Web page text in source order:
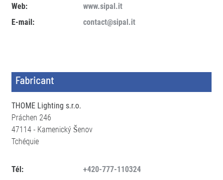
Web:
www.sipal.it
E-mail:
contact@sipal.it
Fabricant
THOME Lighting s.r.o.
Práchen 246
47114 - Kamenický Šenov
Tchéquie
Tél:
+420-777-110324